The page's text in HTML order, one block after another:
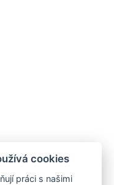
cookies
práci s našimi